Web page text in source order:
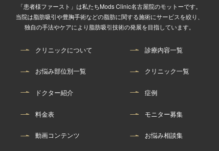
「患者様ファースト」は私たちMods Clinic名古屋院のモットーです。
当院は脂肪吸引や豊胸手術などの脂肪に関する施術にサービスを絞り、
独自の手法やケアにより脂肪吸引技術の発展を目指しています。
クリニックについて 診療内容一覧
お悩み部位別一覧 クリニック一覧
ドクター紹介 症例
料金表 モニター募集
動画コンテンツ お悩み相談集